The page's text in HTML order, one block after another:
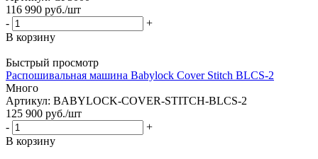
116 990 руб./шт
-
+
В корзину
Быстрый просмотр
Распошивальная машина Babylock Cover Stitch BLCS-2
Много
Артикул: BABYLOCK-COVER-STITCH-BLCS-2
125 900 руб./шт
-
+
В корзину